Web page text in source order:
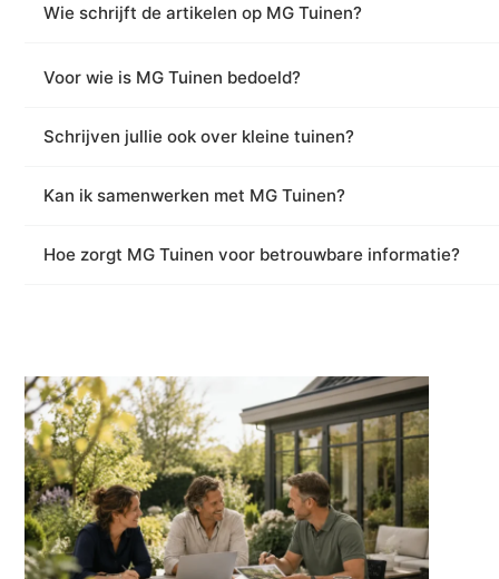
Wie schrijft de artikelen op MG Tuinen?
Voor wie is MG Tuinen bedoeld?
Schrijven jullie ook over kleine tuinen?
Kan ik samenwerken met MG Tuinen?
Hoe zorgt MG Tuinen voor betrouwbare informatie?